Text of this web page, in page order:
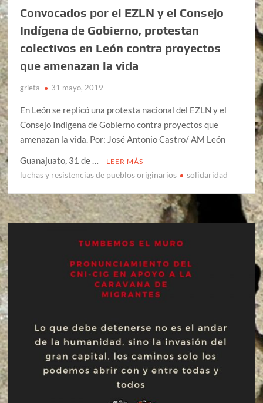
Convocados por el EZLN y el Consejo
Indígena de Gobierno, protestan
colectivos en León contra proyectos
que amenazan la vida
grieta 31 mayo, 2019
En León se replicó una protesta nacional del EZLN y el
Consejo Indígena de Gobierno contra proyectos que
amenazan la vida. Por: José Antonio Castro/ AM León
Guanajuato, 31 de …
LEER MÁS
luchas y resistencias de pueblos originarios solidaridad